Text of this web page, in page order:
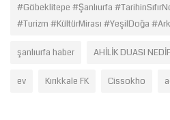
#Göbeklitepe #Şanlıurfa
#Turizm #KültürMirası #YeşilDoğa
şanlıurfa haber AHİLİK DUASI
ev Kırıkkale FK Cissokho